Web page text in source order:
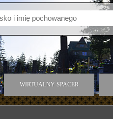
WIRTUALNY SPACER